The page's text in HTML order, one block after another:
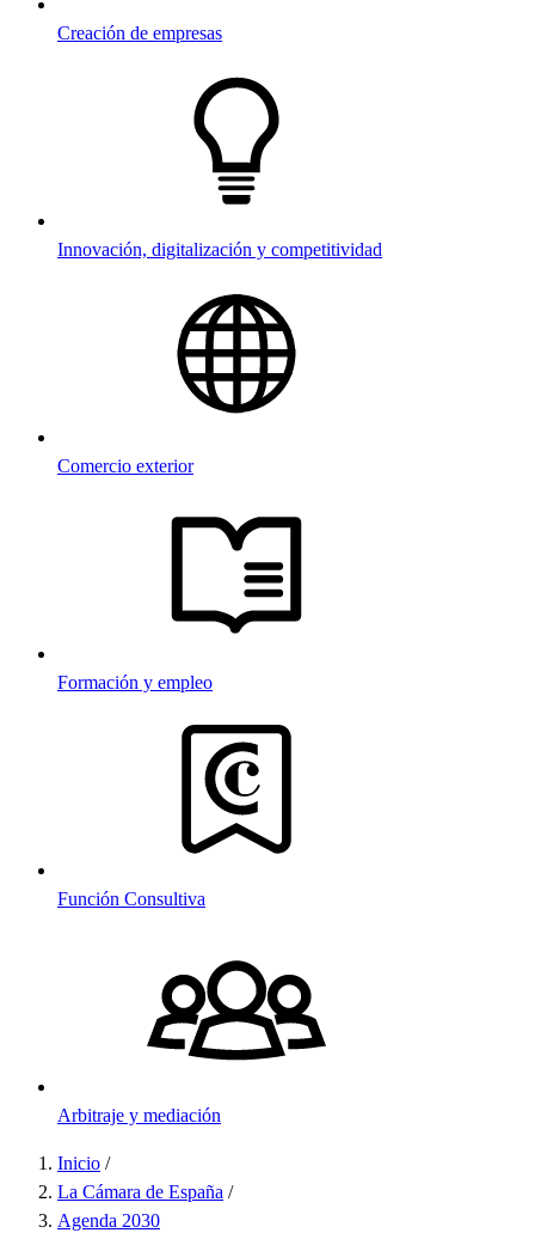
Creación de empresas
Innovación, digitalización y competitividad
Comercio exterior
Formación y empleo
Función Consultiva
Arbitraje y mediación
Sobrescribir
Inicio /
La Cámara de España /
Agenda 2030